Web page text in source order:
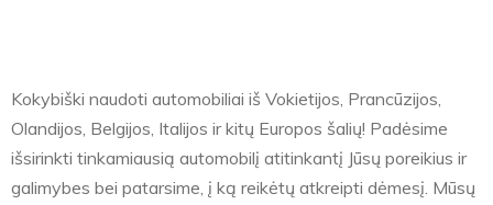
Kokybiški naudoti automobiliai iš Vokietijos, Prancūzijos,
Olandijos, Belgijos, Italijos ir kitų Europos šalių! Padėsime
išsirinkti tinkamiausią automobilį atitinkantį Jūsų poreikius ir
galimybes bei patarsime, į ką reikėtų atkreipti dėmesį. Mūsų